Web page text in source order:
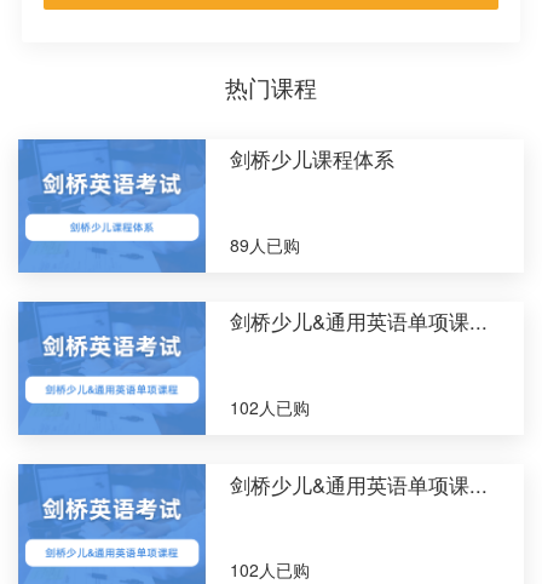
热门课程
剑桥少儿课程体系
89人已购
剑桥少儿&通用英语单项课...
102人已购
剑桥少儿&通用英语单项课...
102人已购